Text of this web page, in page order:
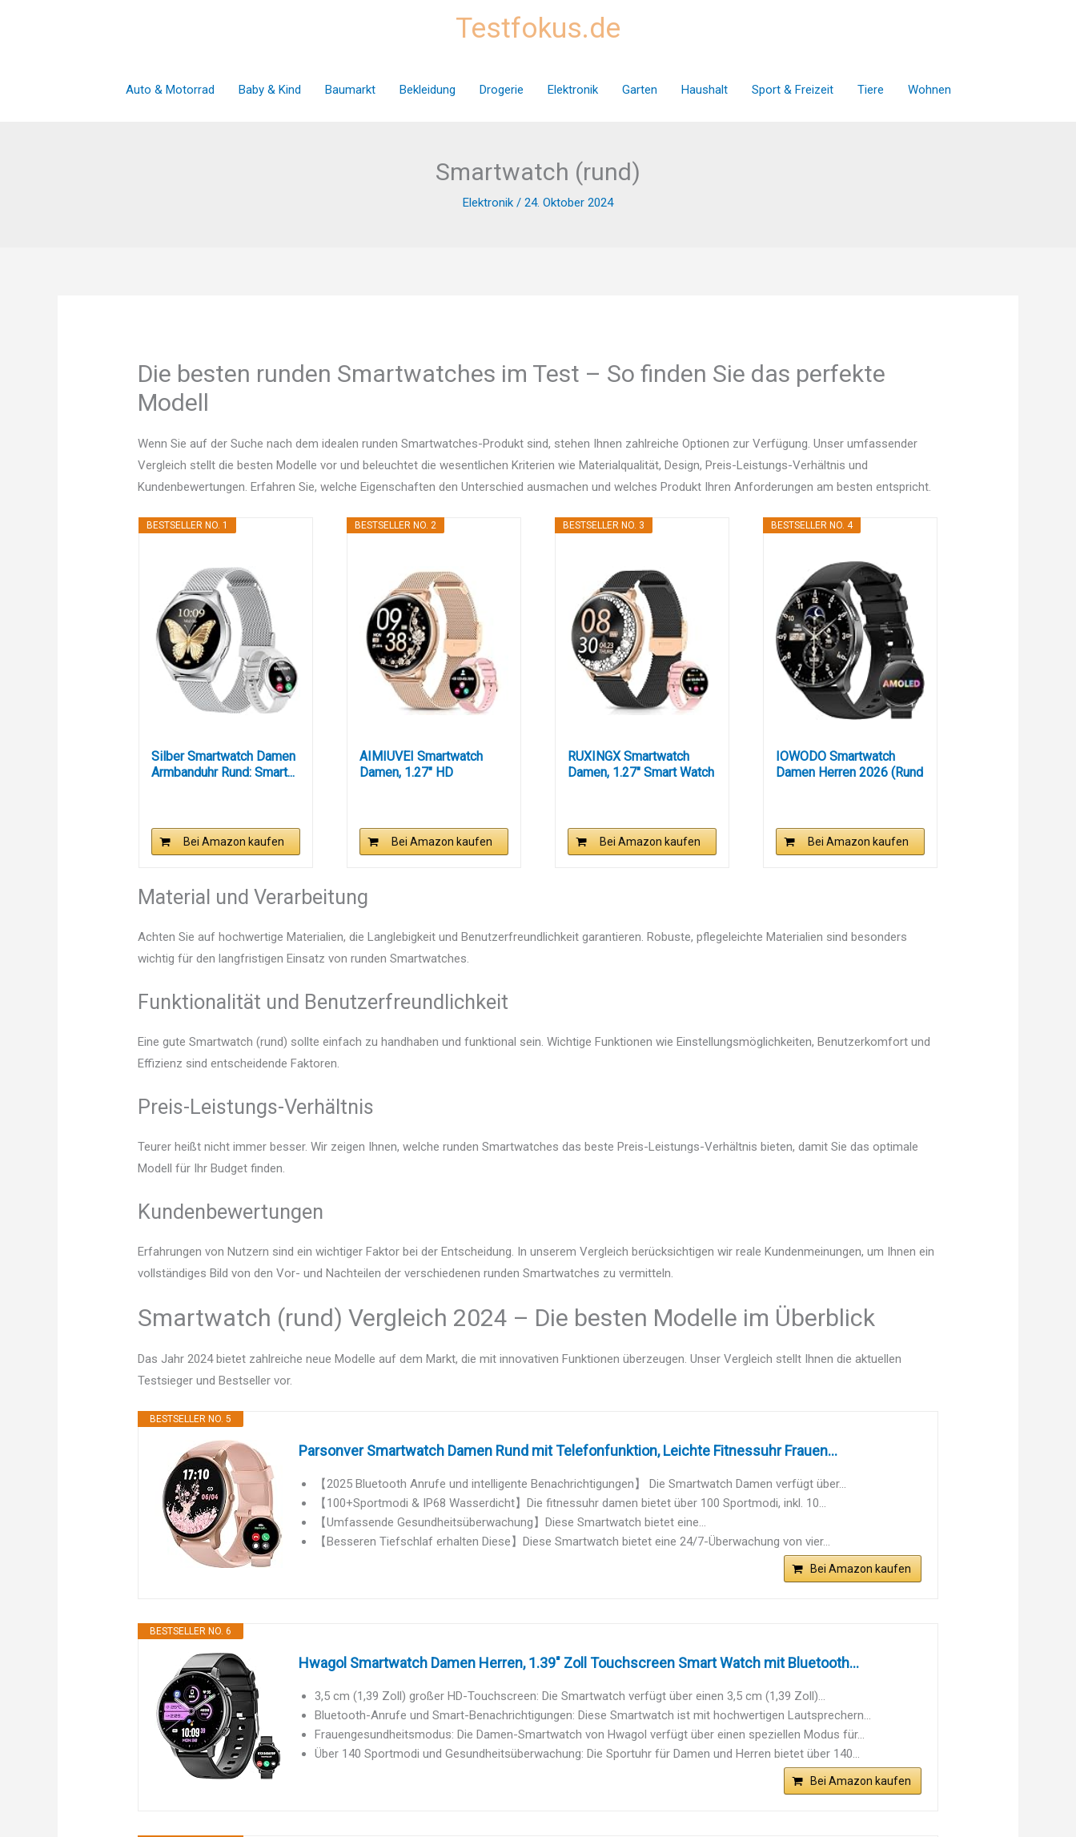
Testfokus.de
Auto & Motorrad Baby & Kind Baumarkt Bekleidung Drogerie Elektronik Garten Haushalt Sport & Freizeit Tiere Wohnen
Smartwatch (rund)
Elektronik / 24. Oktober 2024
Die besten runden Smartwatches im Test – So finden Sie das perfekte
Modell
Wenn Sie auf der Suche nach dem idealen runden Smartwatches-Produkt sind, stehen Ihnen zahlreiche Optionen zur Verfügung. Unser umfassender
Vergleich stellt die besten Modelle vor und beleuchtet die wesentlichen Kriterien wie Materialqualität, Design, Preis-Leistungs-Verhältnis und
Kundenbewertungen. Erfahren Sie, welche Eigenschaften den Unterschied ausmachen und welches Produkt Ihren Anforderungen am besten entspricht.
BESTSELLER NO. 1
Silber Smartwatch Damen
Armbanduhr Rund: Smart...
Bei Amazon kaufen
BESTSELLER NO. 2
AIMIUVEI Smartwatch
Damen, 1.27" HD
Bei Amazon kaufen
BESTSELLER NO. 3
RUXINGX Smartwatch
Damen, 1.27" Smart Watch
Bei Amazon kaufen
BESTSELLER NO. 4
IOWODO Smartwatch
Damen Herren 2026 (Rund
Bei Amazon kaufen
Material und Verarbeitung
Achten Sie auf hochwertige Materialien, die Langlebigkeit und Benutzerfreundlichkeit garantieren. Robuste, pflegeleichte Materialien sind besonders
wichtig für den langfristigen Einsatz von runden Smartwatches.
Funktionalität und Benutzerfreundlichkeit
Eine gute Smartwatch (rund) sollte einfach zu handhaben und funktional sein. Wichtige Funktionen wie Einstellungsmöglichkeiten, Benutzerkomfort und
Effizienz sind entscheidende Faktoren.
Preis-Leistungs-Verhältnis
Teurer heißt nicht immer besser. Wir zeigen Ihnen, welche runden Smartwatches das beste Preis-Leistungs-Verhältnis bieten, damit Sie das optimale
Modell für Ihr Budget finden.
Kundenbewertungen
Erfahrungen von Nutzern sind ein wichtiger Faktor bei der Entscheidung. In unserem Vergleich berücksichtigen wir reale Kundenmeinungen, um Ihnen ein
vollständiges Bild von den Vor- und Nachteilen der verschiedenen runden Smartwatches zu vermitteln.
Smartwatch (rund) Vergleich 2024 – Die besten Modelle im Überblick
Das Jahr 2024 bietet zahlreiche neue Modelle auf dem Markt, die mit innovativen Funktionen überzeugen. Unser Vergleich stellt Ihnen die aktuellen
Testsieger und Bestseller vor.
BESTSELLER NO. 5
Parsonver Smartwatch Damen Rund mit Telefonfunktion, Leichte Fitnessuhr Frauen...
【2025 Bluetooth Anrufe und intelligente Benachrichtigungen】 Die Smartwatch Damen verfügt über...
【100+Sportmodi & IP68 Wasserdicht】Die fitnessuhr damen bietet über 100 Sportmodi, inkl. 10...
【Umfassende Gesundheitsüberwachung】Diese Smartwatch bietet eine...
【Besseren Tiefschlaf erhalten Diese】Diese Smartwatch bietet eine 24/7-Überwachung von vier...
Bei Amazon kaufen
BESTSELLER NO. 6
Hwagol Smartwatch Damen Herren, 1.39" Zoll Touchscreen Smart Watch mit Bluetooth...
3,5 cm (1,39 Zoll) großer HD-Touchscreen: Die Smartwatch verfügt über einen 3,5 cm (1,39 Zoll)...
Bluetooth-Anrufe und Smart-Benachrichtigungen: Diese Smartwatch ist mit hochwertigen Lautsprechern...
Frauengesundheitsmodus: Die Damen-Smartwatch von Hwagol verfügt über einen speziellen Modus für...
Über 140 Sportmodi und Gesundheitsüberwachung: Die Sportuhr für Damen und Herren bietet über 140...
Bei Amazon kaufen